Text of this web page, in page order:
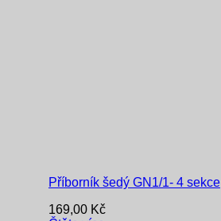
Příborník šedý GN1/1- 4 sekce
169,00 Kč